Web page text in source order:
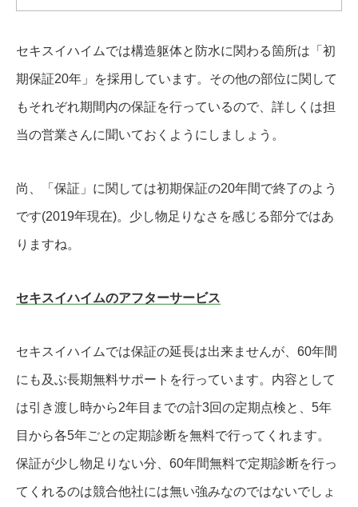
セキスイハイムでは構造躯体と防水に関わる箇所は「初
期保証20年」を採用しています。その他の部位に関して
もそれぞれ期間内の保証を行っているので、詳しくは担
当の営業さんに聞いておくようにしましょう。
尚、「保証」に関しては初期保証の20年間で終了のよう
です(2019年現在)。少し物足りなさを感じる部分ではあ
りますね。
セキスイハイムのアフターサービス
セキスイハイムでは保証の延長は出来ませんが、60年間
にも及ぶ長期無料サポートを行っています。内容として
は引き渡し時から2年目までの計3回の定期点検と、5年
目から各5年ごとの定期診断を無料で行ってくれます。
保証が少し物足りない分、60年間無料で定期診断を行っ
てくれるのは競合他社には無い強みなのではないでしょ